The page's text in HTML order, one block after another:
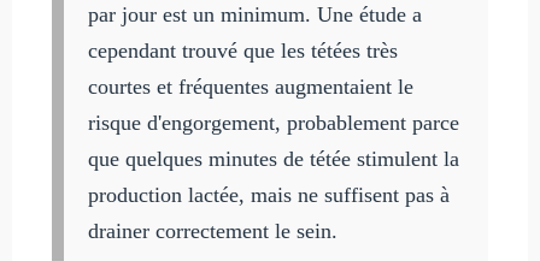
par jour est un minimum. Une étude a
cependant trouvé que les tétées très
courtes et fréquentes augmentaient le
risque d'engorgement, probablement parce
que quelques minutes de tétée stimulent la
production lactée, mais ne suffisent pas à
drainer correctement le sein.